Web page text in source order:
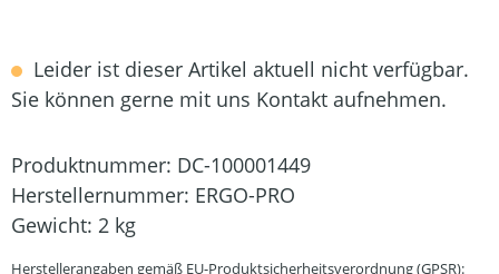
Leider ist dieser Artikel aktuell nicht verfügbar.
Sie können gerne mit uns Kontakt aufnehmen.
Produktnummer: DC-100001449
Herstellernummer: ERGO-PRO
Gewicht: 2 kg
Herstellerangaben gemäß EU-Produktsicherheitsverordnung (GPSR):